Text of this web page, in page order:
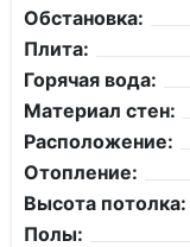
Обстановка:
Плита:
Горячая вода:
Материал стен:
Расположение:
Отопление:
Высота потолка:
Полы: